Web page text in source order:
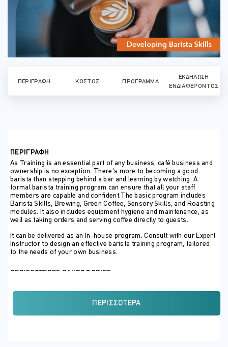
ΠΕΡΙΓΡΑΦΉ ΚΌΣΤΟΣ ΠΡΌΓΡΑΜΜΑ
ΕΚΔΉΛΩΣΗ
ΕΝΔΙΑΦΈΡΟΝΤΟΣ
ΠΕΡΙΓΡΑΦΗ
As Training is an essential part of any business, café business and
ownership is no exception. There’s more to becoming a good
barista than stepping behind a bar and learning by watching. A
formal barista training program can ensure that all your staff
members are capable and confident.The basic program includes
Barista Skills, Brewing, Green Coffee, Sensory Skills, and Roasting
modules. It also includes equipment hygiene and maintenance, as
well as taking orders and serving coffee directly to guests.
It can be delivered as an In-house program. Consult with our Expert
Instructor to design an effective barista training program, tailored
to the needs of your own business.
ΠΕΡΙΣΣΟΤΕΡΕΣ ΠΛΗΡΟΦΟΡΙΕΣ
Panayiotis Lenos
Panayiotis Lenos, a knowledgeable and confident individual, has a
Higher National Diploma in Hotel Management at the University of the
ΠΕΡΙΣΣΌΤΕΡΑ